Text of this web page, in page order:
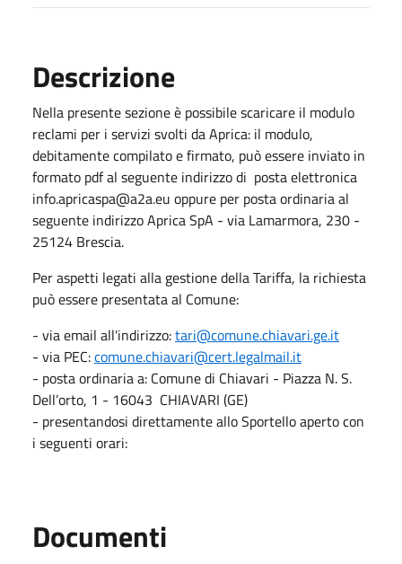
Descrizione
Nella presente sezione è possibile scaricare il modulo
reclami per i servizi svolti da Aprica: il modulo,
debitamente compilato e firmato, può essere inviato in
formato pdf al seguente indirizzo di posta elettronica
info.apricaspa@a2a.eu oppure per posta ordinaria al
seguente indirizzo Aprica SpA - via Lamarmora, 230 -
25124 Brescia.
Per aspetti legati alla gestione della Tariffa, la richiesta
può essere presentata al Comune:
- via email all'indirizzo:tari@comune.chiavari.ge.it
- via PEC:comune.chiavari@cert.legalmail.it
- posta ordinaria a: Comune di Chiavari - Piazza N. S.
Dell’orto, 1 - 16043 CHIAVARI (GE)
- presentandosi direttamente allo Sportello aperto con
i seguenti orari:
Documenti